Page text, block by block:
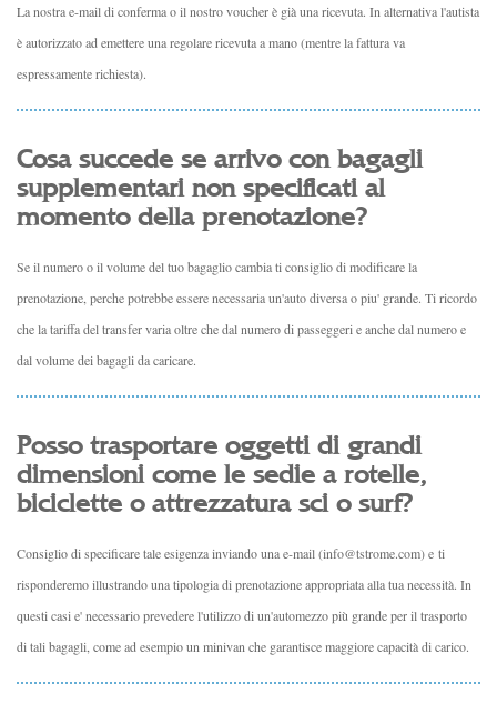
La nostra e-mail di conferma o il nostro voucher è già una ricevuta. In alternativa l'autista
è autorizzato ad emettere una regolare ricevuta a mano (mentre la fattura va
espressamente richiesta).
Cosa succede se arrivo con bagagli
supplementari non specificati al
momento della prenotazione?
Se il numero o il volume del tuo bagaglio cambia ti consiglio di modificare la
prenotazione, perche potrebbe essere necessaria un'auto diversa o piu' grande. Ti ricordo
che la tariffa del transfer varia oltre che dal numero di passeggeri e anche dal numero e
dal volume dei bagagli da caricare.
Posso trasportare oggetti di grandi
dimensioni come le sedie a rotelle,
biciclette o attrezzatura sci o surf?
Consiglio di specificare tale esigenza inviando una e-mail(info@tstrome.com) e ti
risponderemo illustrando una tipologia di prenotazione appropriata alla tua necessità. In
questi casi e' necessario prevedere l'utilizzo di un'automezzo più grande per il trasporto
di tali bagagli, come ad esempio un minivan che garantisce maggiore capacità di carico.